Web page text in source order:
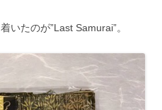
いたのが”Last Samurai”。